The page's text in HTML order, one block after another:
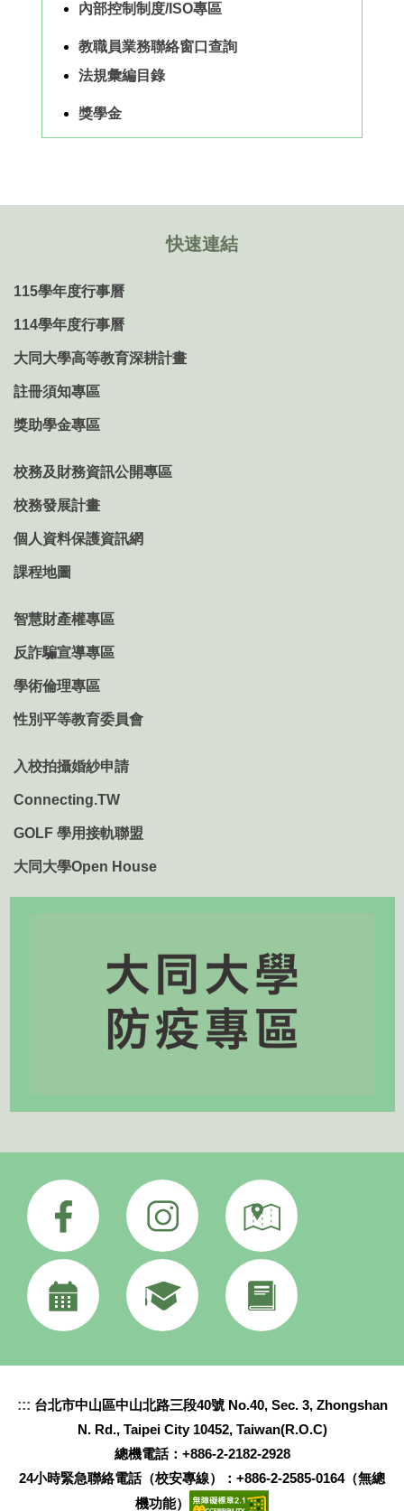
內部控制制度/ISO專區
教職員業務聯絡窗口查詢
法規彙編目錄
獎學金
快速連結
115學年度行事曆
114學年度行事曆
大同大學高等教育深耕計畫
註冊須知專區
獎助學金專區
校務及財務資訊公開專區
校務發展計畫
個人資料保護資訊網
課程地圖
智慧財產權專區
反詐騙宣導專區
學術倫理專區
性別平等教育委員會
入校拍攝婚紗申請
Connecting.TW
GOLF 學用接軌聯盟
大同大學Open House
::: 台北市中山區中山北路三段40號 No.40, Sec. 3, Zhongshan
N. Rd., Taipei City 10452, Taiwan(R.O.C)
總機電話：+886-2-2182-2928
24小時緊急聯絡電話（校安專線）：+886-2-2585-0164（無總
機功能）